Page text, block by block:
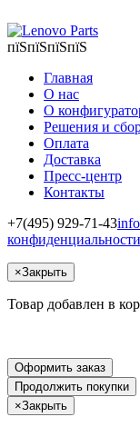
пїЅпїЅпїЅпїЅ
Главная
О нас
О
Решения и
Оплата
Доставка
Пресс-центр
Контакты
+7(495) 929-71-43
конфиденциальности
×Закрыть
Товар добавлен в
Оформить заказ
Продолжить покупки
×Закрыть